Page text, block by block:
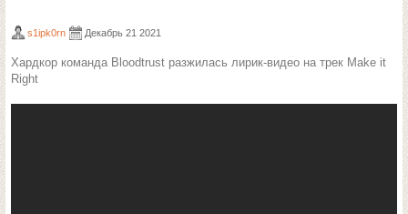
s1ipk0rn Декабрь 21 2021
Хардкор команда Bloodtrust разжилась лирик-видео на трек Make it
Right